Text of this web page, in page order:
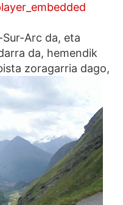
Arc da, eta
da, hemendik
zoragarria dago,